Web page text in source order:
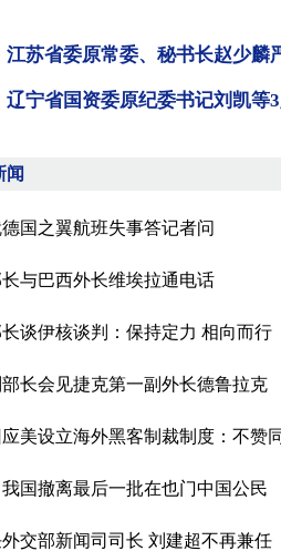
苏省委原常委、秘书长赵少麟
宁省国资委原纪委书记刘凯等
闻
国之翼航班失事答记者问
与巴西外长维埃拉通电话
谈伊核谈判：保持定力 相向而行
长会见捷克第一副外长德鲁拉克
美设立海外黑客制裁制度：不赞
国撤离最后一批在也门中国公民
交部新闻司司长 刘建超不再兼任